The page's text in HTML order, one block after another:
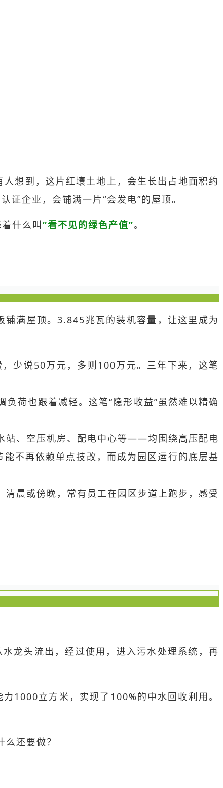
想到，这片红壤土地上，会生长出占地面积约
企业，会铺满一片“会发电”的屋顶。
什么叫“看不见的绿色产值”。
满屋顶。3.845兆瓦的装机容量，让这里成为
少说50万元，多则100万元。三年下来，这笔
荷也跟着减轻。这笔“隐形收益”虽然难以精确
、空压机房、配电中心等——均围绕高压配电
不再依赖单点技改，而成为园区运行的底层基
晨或傍晚，常有员工在园区步道上跑步，感受
龙头流出，经过使用，进入污水处理系统，再
1000立方米，实现了100%的中水回收利用。
还要做？